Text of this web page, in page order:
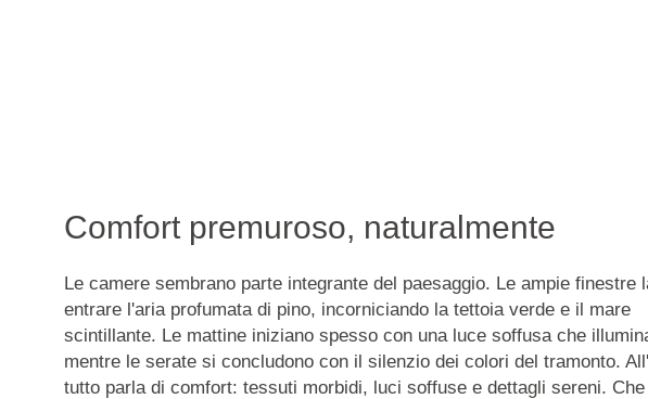
Comfort premuroso, naturalmente
Le camere sembrano parte integrante del paesaggio. Le ampie finestre
entrare l'aria profumata di pino, incorniciando la tettoia verde e il mare
scintillante. Le mattine iniziano spesso con una luce soffusa che
mentre le serate si concludono con il silenzio dei colori del tramonto.
tutto parla di comfort: tessuti morbidi, luci soffuse e dettagli sereni.